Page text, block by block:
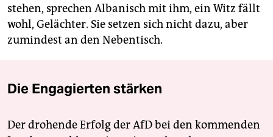
stehen, sprechen Albanisch mit ihm, ein Witz fällt
wohl, Gelächter. Sie setzen sich nicht dazu, aber
zumindest an den Nebentisch.
Die Engagierten stärken
Der drohende Erfolg der AfD bei den kommenden